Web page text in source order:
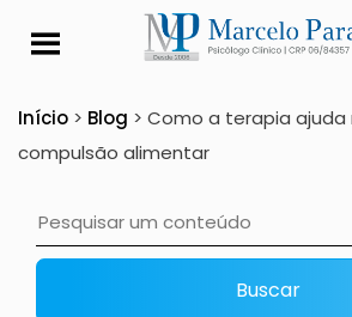
Como a
Início > Blog > Como a terapia
compulsão alimentar
Buscar